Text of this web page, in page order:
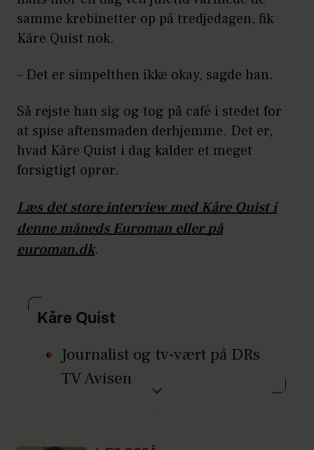
samme krebinetter op på tredjedagen, fik
Kåre Quist nok.
– Det er simpelthen ikke okay, sagde han.
Så rejste han sig og tog på café i stedet for
at spise aftensmaden derhjemme. Det er,
hvad Kåre Quist i dag kalder et meget
forsigtigt oprør.
Læs det store interview med Kåre Quist i
denne måneds Euroman eller på
euroman.dk.
Kåre Quist
Journalist og tv-vært på DRs
TV Avisen